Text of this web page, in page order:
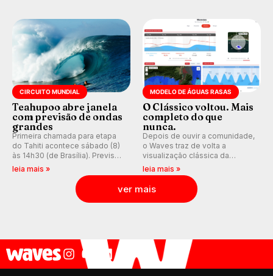
prática em esporte e indústria.
CIRCUITO MUNDIAL
Teahupoo abre janela
com previsão de ondas
grandes
Primeira chamada para etapa
do Tahiti acontece sábado (8)
às 14h30 (de Brasília). Previsão
indica swell consistente.
Medina embarca para evento e
WSL divulga baterias, com
Kelly Slater convidado.
leia mais »
MODELO DE ÁGUAS RASAS
O Clássico voltou. Mais
completo do que
nunca.
Depois de ouvir a comunidade,
o Waves traz de volta a
visualização clássica da
previsão de águas rasas,
agora integrada à nova
plataforma e com previsão das
ondas para até 16 dias.
leia mais »
ver mais